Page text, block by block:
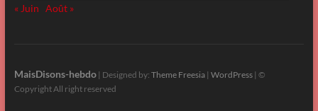
« Juin Août »
MaisDisons-hebdo| Designed by: Theme Freesia| WordPress| ©
Copyright All right reserved